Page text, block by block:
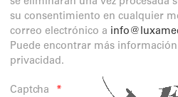
se eliminarán una vez procesada
su consentimiento en cualquier
correo electrónico a
Puede encontrar más
privacidad.
Captcha